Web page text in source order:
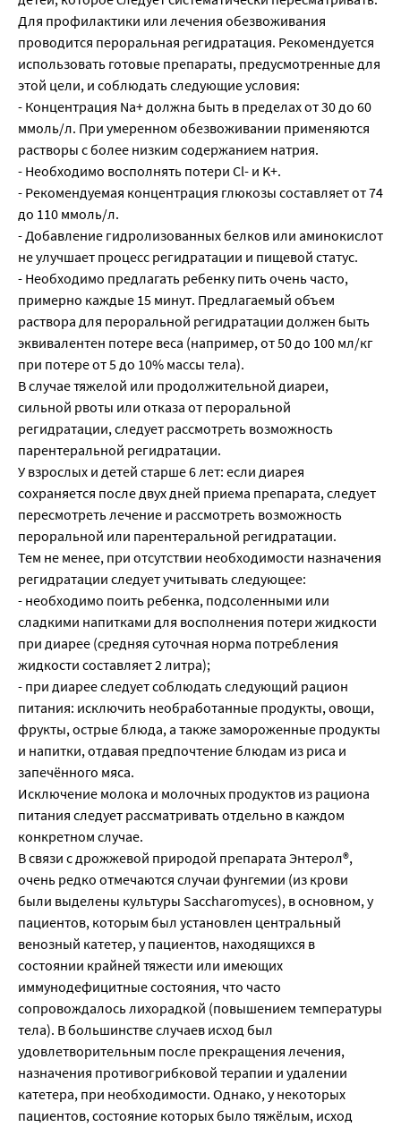
Для профилактики или лечения обезвоживания
проводится пероральная регидратация. Рекомендуется
использовать готовые препараты, предусмотренные для
этой цели, и соблюдать следующие условия:
- Концентрация Na+ должна быть в пределах от 30 до 60
ммоль/л. При умеренном обезвоживании применяются
растворы с более низким содержанием натрия.
- Необходимо восполнять потери Cl- и K+.
- Рекомендуемая концентрация глюкозы составляет от 74
до 110 ммоль/л.
- Добавление гидролизованных белков или аминокислот
не улучшает процесс регидратации и пищевой статус.
- Необходимо предлагать ребенку пить очень часто,
примерно каждые 15 минут. Предлагаемый объем
раствора для пероральной регидратации должен быть
эквивалентен потере веса (например, от 50 до 100 мл/кг
при потере от 5 до 10% массы тела).
В случае тяжелой или продолжительной диареи,
сильной рвоты или отказа от пероральной
регидратации, следует рассмотреть возможность
парентеральной регидратации.
У взрослых и детей старше 6 лет: если диарея
сохраняется после двух дней приема препарата, следует
пересмотреть лечение и рассмотреть возможность
пероральной или парентеральной регидратации.
Тем не менее, при отсутствии необходимости назначения
регидратации следует учитывать следующее:
- необходимо поить ребенка, подсоленными или
сладкими напитками для восполнения потери жидкости
при диарее (средняя суточная норма потребления
жидкости составляет 2 литра);
- при диарее следует соблюдать следующий рацион
питания: исключить необработанные продукты, овощи,
фрукты, острые блюда, а также замороженные продукты
и напитки, отдавая предпочтение блюдам из риса и
запечённого мяса.
Исключение молока и молочных продуктов из рациона
питания следует рассматривать отдельно в каждом
конкретном случае.
В связи с дрожжевой природой препарата Энтерол®,
очень редко отмечаются случаи фунгемии (из крови
были выделены культуры Saccharomyces), в основном, у
пациентов, которым был установлен центральный
венозный катетер, у пациентов, находящихся в
состоянии крайней тяжести или имеющих
иммунодефицитные состояния, что часто
сопровождалось лихорадкой (повышением температуры
тела). В большинстве случаев исход был
удовлетворительным после прекращения лечения,
назначения противогрибковой терапии и удалении
катетера, при необходимости. Однако, у некоторых
пациентов, состояние которых было тяжёлым, исход